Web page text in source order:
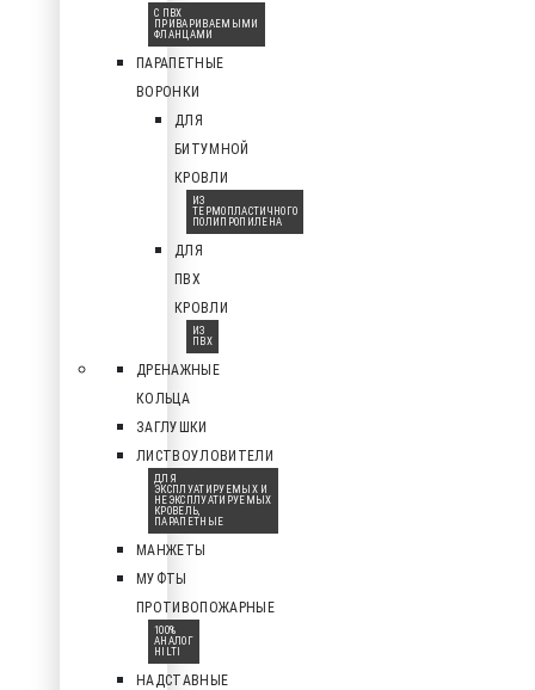
С ПВХ
ПРИВАРИВАЕМЫМИ
ФЛАНЦАМИ
ПАРАПЕТНЫЕ
ВОРОНКИ
ДЛЯ
БИТУМНОЙ
КРОВЛИ
ИЗ
ТЕРМОПЛАСТИЧНОГО
ПОЛИПРОПИЛЕНА
ДЛЯ
ПВХ
КРОВЛИ
ИЗ
ПВХ
ДРЕНАЖНЫЕ
КОЛЬЦА
ЗАГЛУШКИ
ЛИСТВОУЛОВИТЕЛИ
ДЛЯ
ЭКСПЛУАТИРУЕМЫХ И
НЕЭКСПЛУАТИРУЕМЫХ
КРОВЕЛЬ,
ПАРАПЕТНЫЕ
МАНЖЕТЫ
МУФТЫ
ПРОТИВОПОЖАРНЫЕ
100%
АНАЛОГ
HILTI
НАДСТАВНЫЕ